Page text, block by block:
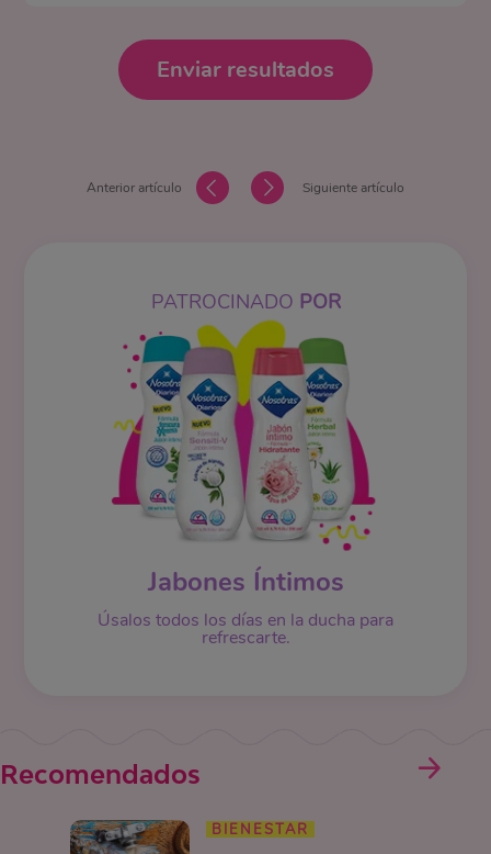
Enviar resultados
Anterior artículo Siguiente artículo
PATROCINADO POR
Jabones Íntimos
Úsalos todos los días en la ducha para
refrescarte.
Recomendados
BIENESTAR